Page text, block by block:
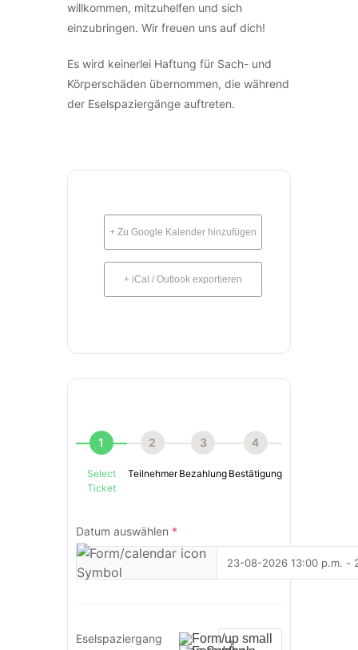
willkommen, mitzuhelfen und sich
einzubringen. Wir freuen uns auf dich!
Es wird keinerlei Haftung für Sach- und
Körperschäden übernommen, die während
der Eselspaziergänge auftreten.
+ Zu Google Kalender hinzufügen
+ iCal / Outlook exportieren
1
Select
Ticket
2
Teilnehmer
3
Bezahlung
4
Bestätigung
Datum auswählen *
Eselspaziergang